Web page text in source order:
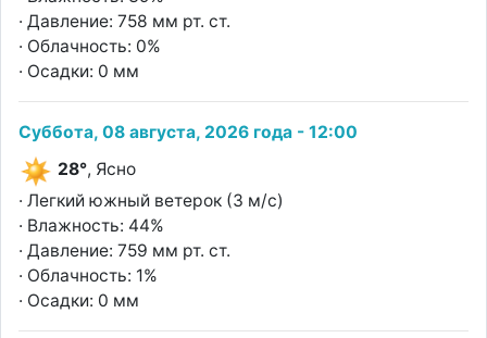
· Давление: 758 мм рт. ст.
· Облачность: 0%
· Осадки: 0 мм
Суббота, 08 августа, 2026 года - 12:00
28°, Ясно
· Легкий южный ветерок (3 м/с)
· Влажность: 44%
· Давление: 759 мм рт. ст.
· Облачность: 1%
· Осадки: 0 мм